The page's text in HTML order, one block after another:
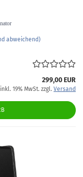
abweichend)
299,00 EUR
inkl. 19% MwSt. zzgl. Versand